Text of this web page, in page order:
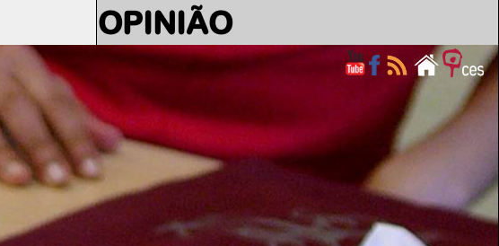
OPINIÃO